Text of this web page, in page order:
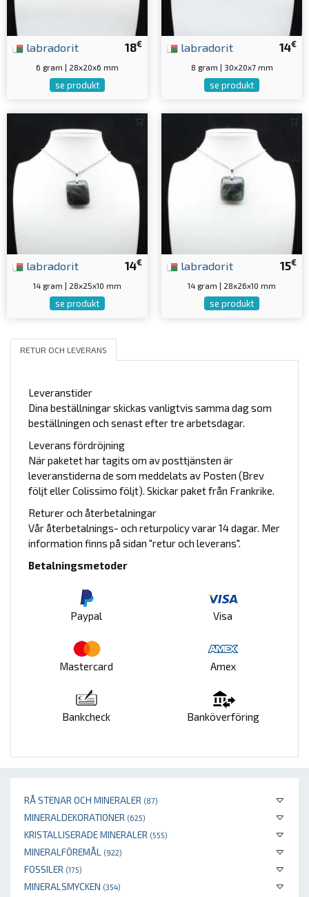
RÅ STENAR OCH MINERALER (87)
MINERALDEKORATIONER (625)
KRISTALLISERADE MINERALER (555)
MINERALFÖREMÅL (922)
FOSSILER (175)
MINERALSMYCKEN (354)
18€
labradorit
6 gram | 28x20x6 mm
se produkt
14€
labradorit
8 gram | 30x20x7 mm
se produkt
14€
labradorit
14 gram | 28x25x10 mm
se produkt
15€
labradorit
14 gram | 28x26x10 mm
se produkt
RETUR OCH LEVERANS
Leveranstider
Dina beställningar skickas vanligtvis samma dag som
beställningen och senast efter tre arbetsdagar.
Leverans fördröjning
När paketet har tagits om av posttjänsten är
leveranstiderna de som meddelats av Posten (Brev
följt eller Colissimo följt). Skickar paket från Frankrike.
Returer och återbetalningar
Vår återbetalnings- och returpolicy varar 14 dagar. Mer
information finns på sidan "retur och leverans".
Betalningsmetoder
Paypal Visa
Mastercard Amex
Bankcheck Banköverföring